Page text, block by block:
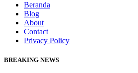
Beranda
Blog
About
Contact
Privacy Policy
BREAKING NEWS